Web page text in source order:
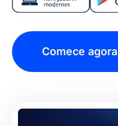
Comece agora